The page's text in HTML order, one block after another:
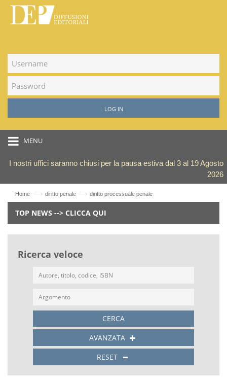
LOG IN
MENU
I nostri uffici saranno chiusi per la pausa estiva dal 3 al 19 Agosto
2026
Home —› diritto penale —› diritto processuale penale
TOP NEWS --> CLICCA QUI
Ricerca veloce
CERCA
AVANZATA
RESET